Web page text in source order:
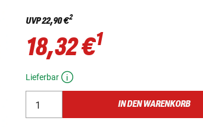
UVP22,90 €2
18,32 €1
Lieferbar
IN DEN WARENKORB